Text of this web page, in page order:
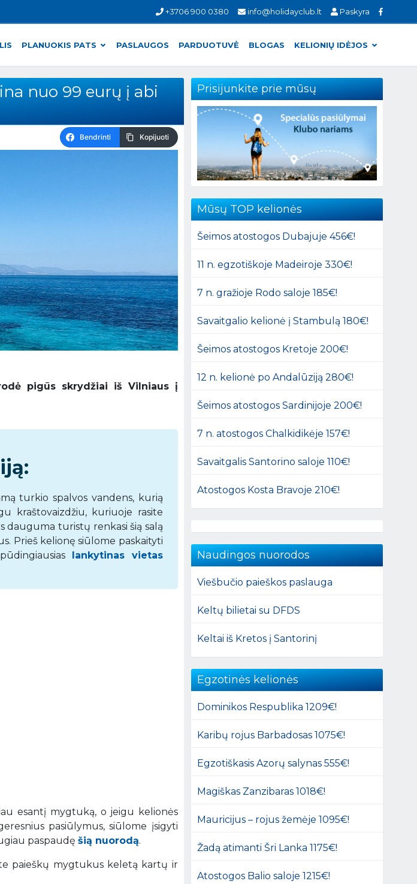
+3706 900 0380 info@holidayclub.lt Paskyra
PLANUOKIS PATS PASLAUGOS PARDUOTUVĖ BLOGAS KELIONIŲ IDĖJOS
nuo 99 eurų į abi
Bendrinti Kopijuoti
pigūs skrydžiai iš Vilniaus į
turkio spalvos vandens, kurią
kraštovaizdžiu, kuriuoje rasite
turistų renkasi šią salą
Prieš kelionę siūlome paskaityti
lankytinas vietas
esantį mygtuką, o jeigu kelionės
pasiūlymus, siūlome įsigyti
paspaudę šią nuorodą.
paieškų mygtukus keletą kartų ir
Prisijunkite prie mūsų
Mūsų TOP kelionės
Šeimos atostogos Dubajuje 456€!
11 n. egzotiškoje Madeiroje 330€!
7 n. gražioje Rodo saloje 185€!
Savaitgalio kelionė į Stambulą 180€!
Šeimos atostogos Kretoje 200€!
12 n. kelionė po Andalūziją 280€!
Šeimos atostogos Sardinijoje 200€!
7 n. atostogos Chalkidikėje 157€!
Savaitgalis Santorino saloje 110€!
Atostogos Kosta Bravoje 210€!
Naudingos nuorodos
Viešbučio paieškos paslauga
Keltų bilietai su DFDS
Keltai iš Kretos į Santorinį
Egzotinės kelionės
Dominikos Respublika 1209€!
Karibų rojus Barbadosas 1075€!
Egzotiškasis Azorų salynas 555€!
Magiškas Zanzibaras 1018€!
Mauricijus – rojus žemėje 1095€!
Žadą atimanti Šri Lanka 1175€!
Atostogos Balio saloje 1215€!